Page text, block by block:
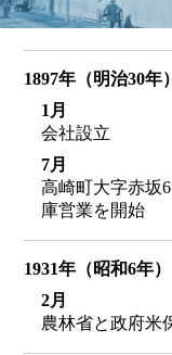
1897年（明治30年）
1月
会社設立
7月
高崎町大字赤坂
庫営業を開始
1931年（昭和6年）
2月
農林省と政府米